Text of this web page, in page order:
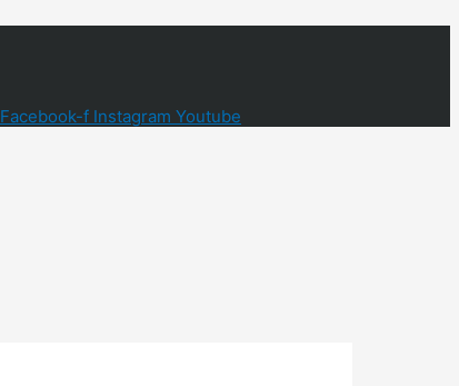
Facebook-f Instagram Youtube